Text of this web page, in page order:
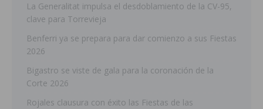
La Generalitat impulsa el desdoblamiento de la CV-95,
clave para Torrevieja
Benferri ya se prepara para dar comienzo a sus Fiestas
2026
Bigastro se viste de gala para la coronación de la
Corte 2026
Rojales clausura con éxito las Fiestas de las